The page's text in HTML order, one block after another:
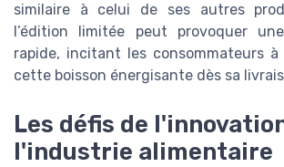
similaire à celui de ses autres
l’édition limitée peut provoquer
rapide, incitant les consommateurs
cette boisson énergisante dès sa
Les défis de
l'industrie alimentaire